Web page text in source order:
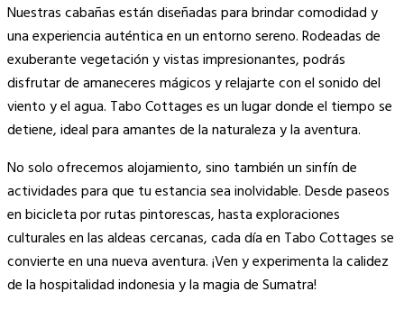
Nuestras cabañas están diseñadas para brindar comodidad y
una experiencia auténtica en un entorno sereno. Rodeadas de
exuberante vegetación y vistas impresionantes, podrás
disfrutar de amaneceres mágicos y relajarte con el sonido del
viento y el agua. Tabo Cottages es un lugar donde el tiempo se
detiene, ideal para amantes de la naturaleza y la aventura.
No solo ofrecemos alojamiento, sino también un sinfín de
actividades para que tu estancia sea inolvidable. Desde paseos
en bicicleta por rutas pintorescas, hasta exploraciones
culturales en las aldeas cercanas, cada día en Tabo Cottages se
convierte en una nueva aventura. ¡Ven y experimenta la calidez
de la hospitalidad indonesia y la magia de Sumatra!